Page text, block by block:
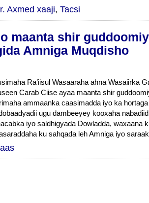
Axmed xaaji, Tacsi
maanta shir
Amniga Muqdisho
Ra’iisul Wasaaraha ahna Wasaiirka
Carab Ciise ayaa maanta shir
ammaanka caasimadda iyo ka
ugu dambeeyey kooxaha
iyo saldhigyada Dowladda, waxaana
ku sahqada leh Amniga iyo